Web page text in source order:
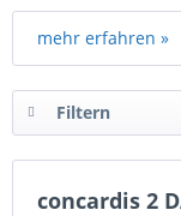
mehr erfahren »
Filtern
concardis 2